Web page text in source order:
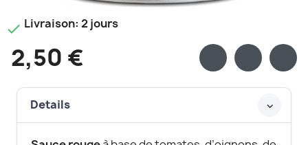
 Livraison: 2 jours
2,50 €
Details